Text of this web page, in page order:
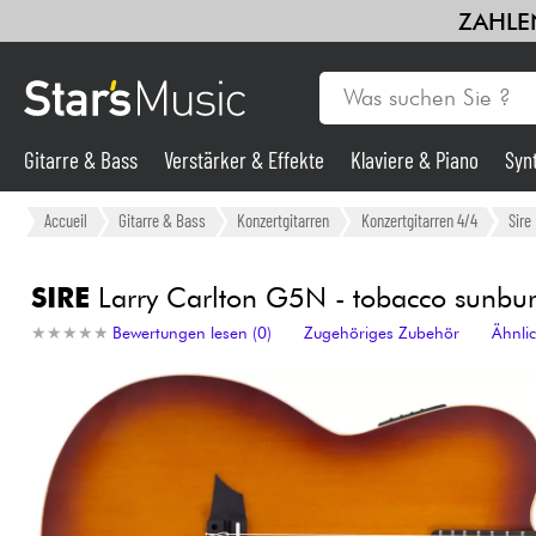
Gitarre & Bass
Synths & samplers
Licht
Violinen & Quartett
Gitarre & Bass Verstärker & Effekte Klaviere & Piano
Accueil Gitarre & Bass Konzertgitarren Konzertgitarren 4/4 Sire
SIRE Larry Carlton G5N - tobacco
★ ★ ★ ★ ★
★ ★ ★ ★ ★ Bewertungen lesen (0) Zugehöriges Zubehör